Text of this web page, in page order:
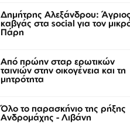
Δημήτρης Αλεξάνδρου: Άγριος
καβγάς στα social για τον
Πάρη
Από πρώην σταρ ερωτικών
ταινιών στην οικογένεια και τη
μητρότητα
Όλο το παρασκήνιο της ρήξης
Ανδρομάχης - Λιβάνη